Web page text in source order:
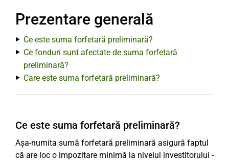
Prezentare generală
Ce este suma forfetară preliminară?
Ce fonduri sunt afectate de suma forfetară
preliminară?
Care este suma forfetară preliminară?
Ce este suma forfetară preliminară?
Așa-numita sumă forfetară preliminară asigură faptul
că are loc o impozitare minimă la nivelul investitorului -